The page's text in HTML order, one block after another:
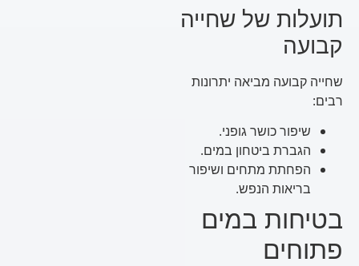
תועלות של שחייה
קבועה
שחייה קבועה מביאה יתרונות
רבים:
שיפור כושר גופני.
הגברת ביטחון במים.
הפחתת מתחים ושיפור
בריאות הנפש.
בטיחות במים
פתוחים